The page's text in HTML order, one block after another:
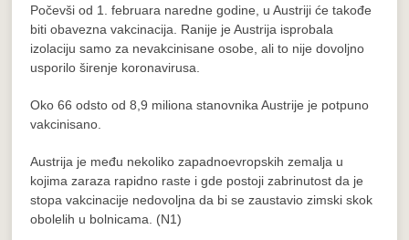
Počevši od 1. februara naredne godine, u Austriji će takođe
biti obavezna vakcinacija. Ranije je Austrija isprobala
izolaciju samo za nevakcinisane osobe, ali to nije dovoljno
usporilo širenje koronavirusa.
Oko 66 odsto od 8,9 miliona stanovnika Austrije je potpuno
vakcinisano.
Austrija je među nekoliko zapadnoevropskih zemalja u
kojima zaraza rapidno raste i gde postoji zabrinutost da je
stopa vakcinacije nedovoljna da bi se zaustavio zimski skok
obolelih u bolnicama. (N1)